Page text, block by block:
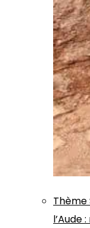
Thème
l’Aude